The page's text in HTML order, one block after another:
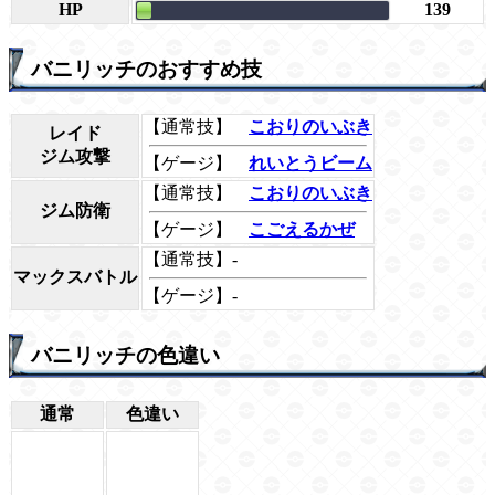
HP 139
バニリッチのおすすめ技
レイド
ジム攻撃
【通常技】
こおりのいぶき
【ゲージ】
れいとうビーム
ジム防衛
【通常技】
こおりのいぶき
【ゲージ】
こごえるかぜ
マックスバトル
【通常技】-
【ゲージ】-
バニリッチの色違い
通常 色違い